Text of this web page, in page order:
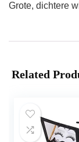
Grote, dichtere
Related